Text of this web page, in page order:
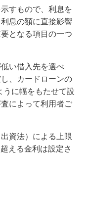
法を解説
7つの理由！対処法
ドローンとは？借
も紹介
借りたときの利息
介
は？申込や審査の
すもので、利息を
息の額に直接影響
となる項目の一つ
い借入先を選べ
、カードローンの
うに幅をもたせて設
によって利用者ご
資法）による上限
える金利は設定さ